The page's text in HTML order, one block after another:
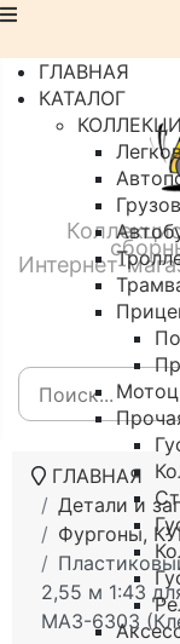
Интернет-
ГЛАВНАЯ
КАТАЛОГ
ГЛАВНАЯ
Детали и
Фургоны,
2,55 м 1:43
МАЗ-6303